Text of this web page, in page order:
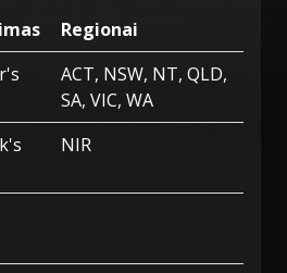
Regionai
ACT, NSW, NT, QLD,
SA, VIC, WA
NIR